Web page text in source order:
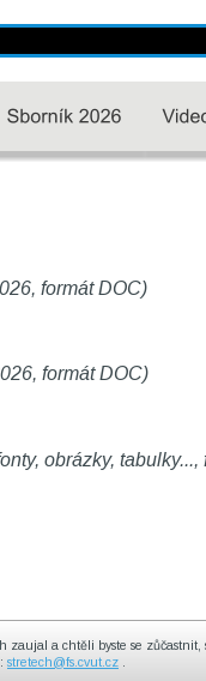
formát DOC)
formát DOC)
obrázky, tabulky...,
zaujal a chtěli byste se
stretech@fs.cvut.cz